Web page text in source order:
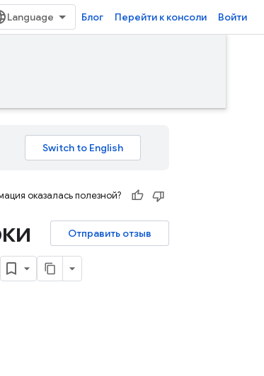
Блог Перейти к консоли Войти
оказалась полезной?
Отправить отзыв